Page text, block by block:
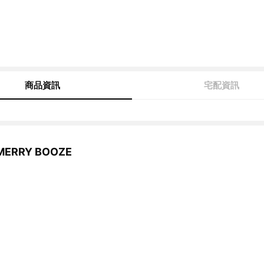
商品資訊 宅配資訊
BOOZE